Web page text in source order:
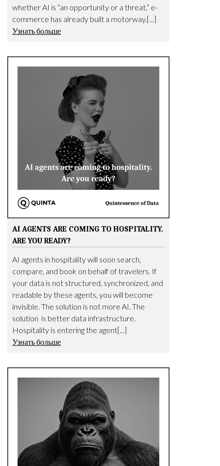
whether AI is “an opportunity or a threat,” e-
commerce has already built a motorway.[...]
Узнать больше
AI AGENTS ARE COMING TO HOSPITALITY.
ARE YOU READY?
AI agents in hospitality will soon search,
compare, and book on behalf of travelers. If
your data is not structured, synchronized, and
readable by these agents, you will become
invisible. The solution is not more AI. The
solution is better data infrastructure.
Hospitality is entering the agent[...]
Узнать больше